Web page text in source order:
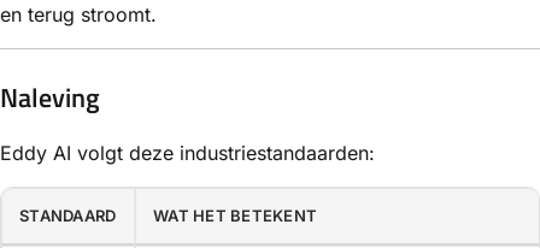
en terug stroomt.
Naleving
Eddy AI volgt deze industriestandaarden:
STANDAARD WAT HET BETEKENT